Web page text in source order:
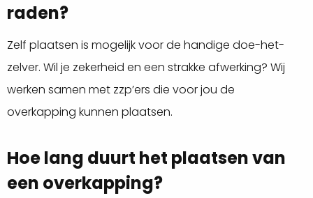
raden?
Zelf plaatsen is mogelijk voor de handige doe-het-
zelver. Wil je zekerheid en een strakke afwerking? Wij
werken samen met zzp’ers die voor jou de
overkapping kunnen plaatsen.
Hoe lang duurt het plaatsen van
een overkapping?